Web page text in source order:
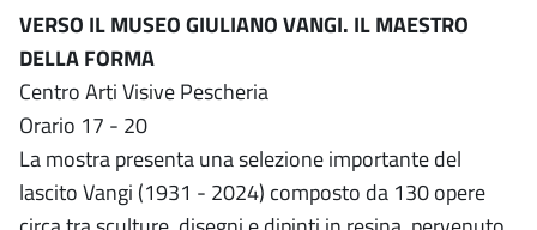
VERSO IL MUSEO GIULIANO VANGI. IL MAESTRO
DELLA FORMA
Centro Arti Visive Pescheria
Orario 17 - 20
La mostra presenta una selezione importante del
lascito Vangi (1931 - 2024) composto da 130 opere